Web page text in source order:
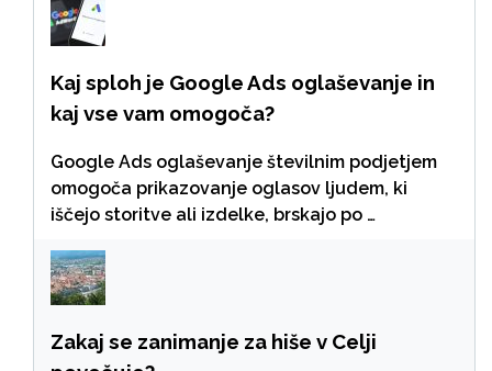
Kaj sploh je Google Ads oglaševanje in
kaj vse vam omogoča?
Google Ads oglaševanje številnim podjetjem
omogoča prikazovanje oglasov ljudem, ki
iščejo storitve ali izdelke, brskajo po …
Zakaj se zanimanje za hiše v Celji